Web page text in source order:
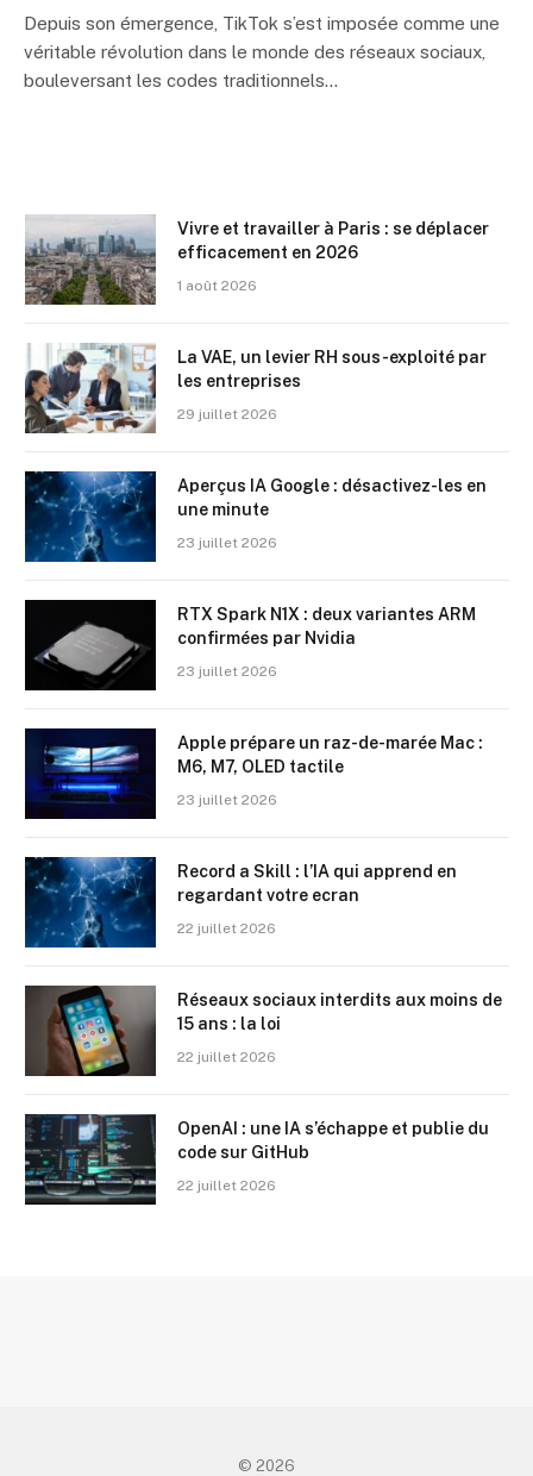
Depuis son émergence, TikTok s’est imposée comme une
véritable révolution dans le monde des réseaux sociaux,
bouleversant les codes traditionnels…
Vivre et travailler à Paris : se déplacer
efficacement en 2026
1 août 2026
La VAE, un levier RH sous-exploité par
les entreprises
29 juillet 2026
Aperçus IA Google : désactivez-les en
une minute
23 juillet 2026
RTX Spark N1X : deux variantes ARM
confirmées par Nvidia
23 juillet 2026
Apple prépare un raz-de-marée Mac :
M6, M7, OLED tactile
23 juillet 2026
Record a Skill : l’IA qui apprend en
regardant votre ecran
22 juillet 2026
Réseaux sociaux interdits aux moins de
15 ans : la loi
22 juillet 2026
OpenAI : une IA s’échappe et publie du
code sur GitHub
22 juillet 2026
© 2026